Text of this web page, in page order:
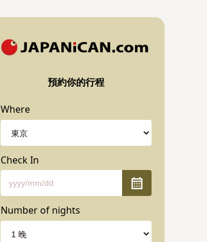
預約你的行程
Where
Check In
Number of nights